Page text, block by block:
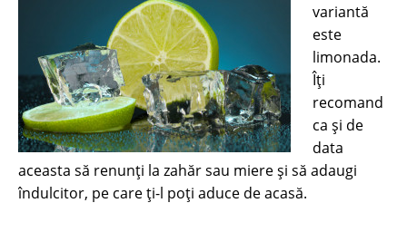
variantă
este
limonada.
Îți
recomand
ca și de
data
aceasta să renunți la zahăr sau miere și să adaugi
îndulcitor, pe care ți-l poți aduce de acasă.